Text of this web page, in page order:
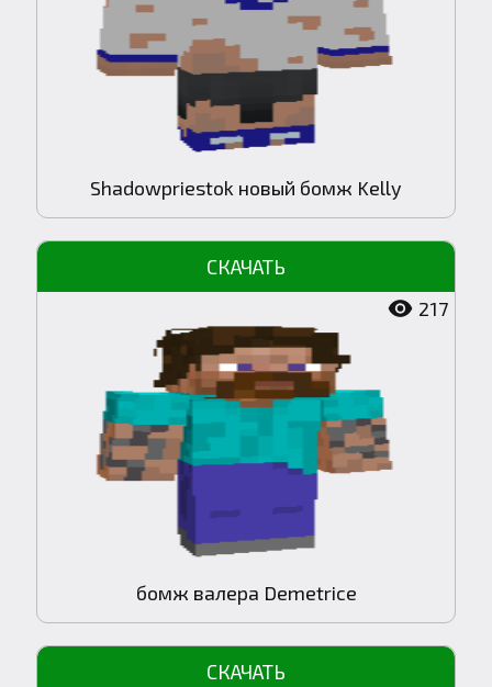
Shadowpriestok новый бомж Kelly
217
бомж валера Demetrice